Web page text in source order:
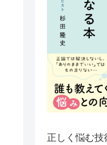
正しく悩む技